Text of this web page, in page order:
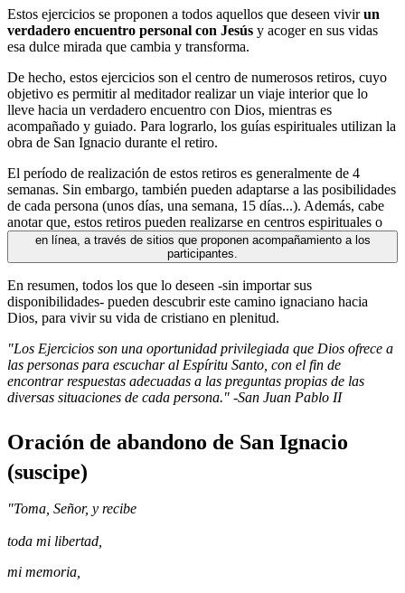
Estos ejercicios se proponen a todos aquellos que deseen vivirun
verdadero encuentro personal con Jesús y acoger en sus vidas
esa dulce mirada que cambia y transforma.
De hecho, estos ejercicios son el centro de numerosos retiros, cuyo
objetivo es permitir al meditador realizar un viaje interior que lo
lleve hacia un verdadero encuentro con Dios, mientras es
acompañado y guiado. Para lograrlo, los guías espirituales utilizan la
obra de San Ignacio durante el retiro.
El período de realización de estos retiros es generalmente de 4
semanas. Sin embargo, también pueden adaptarse a las posibilidades
de cada persona (unos días, una semana, 15 días...). Además, cabe
anotar que, estos retiros pueden realizarse en centros espirituales o
en línea, a través de sitios que proponen acompañamiento a los
participantes.
En resumen, todos los que lo deseen -sin importar sus
disponibilidades- pueden descubrir este camino ignaciano hacia
Dios, para vivir su vida de cristiano en plenitud.
"Los Ejercicios son una oportunidad privilegiada que Dios ofrece a
las personas para escuchar al Espíritu Santo, con el fin de
encontrar respuestas adecuadas a las preguntas propias de las
diversas situaciones de cada persona." -San Juan Pablo II
Oración de abandono de San Ignacio
(suscipe)
"Toma, Señor, y recibe
toda mi libertad,
mi memoria,